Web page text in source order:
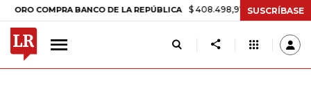
COMPRA BANCO DE LA REPÚBLICA $ 408.498,97 +$ 8.753,81 +2,19%
SUSCRÍBASE